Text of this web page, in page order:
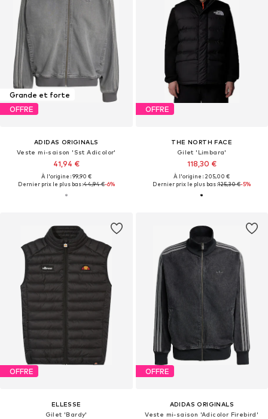
Grande et forte
OFFRE
ADIDAS ORIGINALS
Veste mi-saison 'Sst Adicolor'
41,94 €
À l'origine : 99,90 €
Dernier prix le plus bas :44,94 €-6%
OFFRE
THE NORTH FACE
Gilet 'Limbara'
118,30 €
À l'origine : 205,00 €
Dernier prix le plus bas :125,30 €-5%
OFFRE
ELLESSE
Gilet 'Bardy'
OFFRE
ADIDAS ORIGINALS
Veste mi-saison 'Adicolor Firebird'